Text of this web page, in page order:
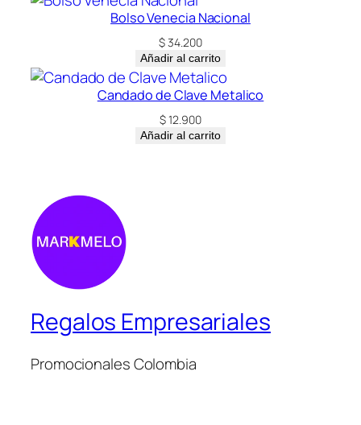
Bolso Venecia Nacional
$34.200
Añadir al carrito
Candado de Clave Metalico
$12.900
Añadir al carrito
Regalos Empresariales
Promocionales Colombia